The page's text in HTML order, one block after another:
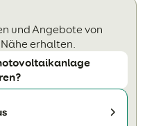
und Angebote von
erhalten.